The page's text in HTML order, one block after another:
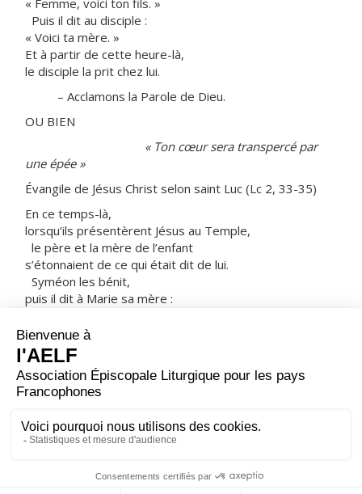
« Femme, voici ton fils. »
Puis il dit au disciple :
« Voici ta mère. »
Et à partir de cette heure-là,
le disciple la prit chez lui.
– Acclamons la Parole de Dieu.
OU BIEN
« Ton cœur sera transpercé par
une épée »
Évangile de Jésus Christ selon saint Luc (Lc 2, 33-35)
En ce temps-là,
lorsqu’ils présentèrent Jésus au Temple,
le père et la mère de l’enfant
s’étonnaient de ce qui était dit de lui.
Syméon les bénit,
puis il dit à Marie sa mère :
provoquera la chute et le relèvement de beaucoup en
Israël.
Il sera un signe de contradiction
– et toi, ton âme sera traversée d’un glaive – :
ainsi seront dévoilées
les pensées qui viennent du cœur d’un grand nombre. »
– Acclamons la Parole de Dieu.